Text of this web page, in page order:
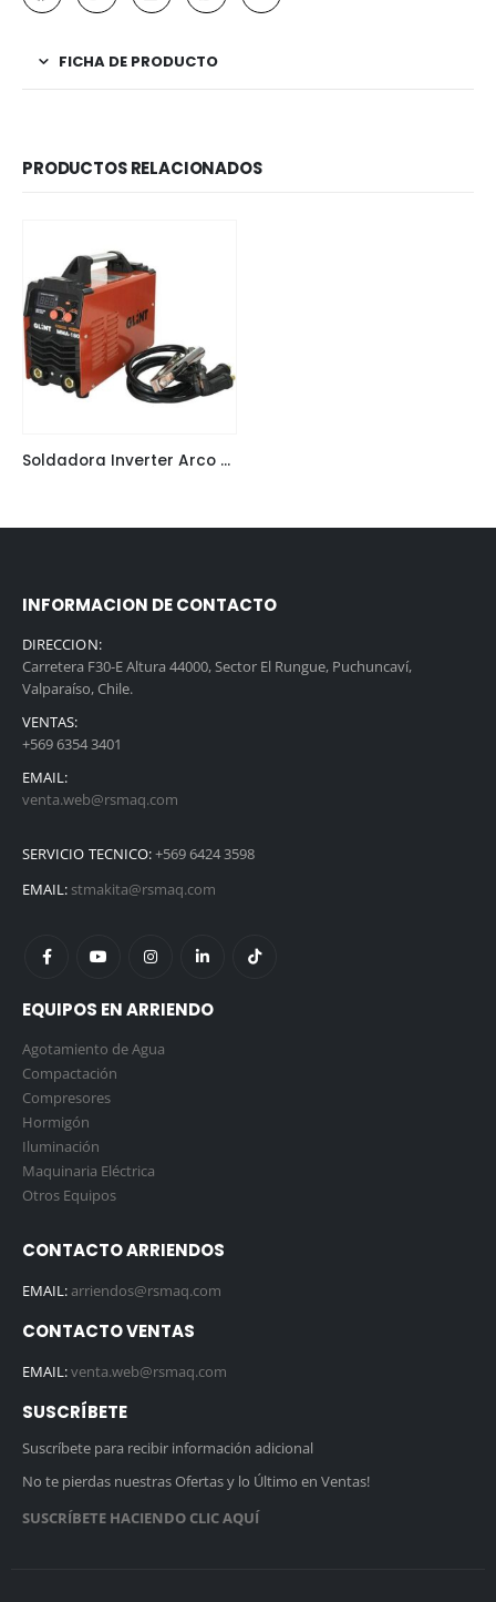
FICHA DE PRODUCTO
PRODUCTOS RELACIONADOS
Soldadora Inverter Arco Manual TIG 180Ah Glint GLINT-180
INFORMACION DE CONTACTO
DIRECCION:
Carretera F30-E Altura 44000, Sector El Rungue, Puchuncaví,
Valparaíso, Chile.
VENTAS:
+569 6354 3401
EMAIL:
venta.web@rsmaq.com
SERVICIO TECNICO:+569 6424 3598
EMAIL: stmakita@rsmaq.com
EQUIPOS EN ARRIENDO
Agotamiento de Agua
Compactación
Compresores
Hormigón
Iluminación
Maquinaria Eléctrica
Otros Equipos
CONTACTO ARRIENDOS
EMAIL:arriendos@rsmaq.com
CONTACTO VENTAS
EMAIL:venta.web@rsmaq.com
SUSCRÍBETE
Suscríbete para recibir información adicional
No te pierdas nuestras Ofertas y lo Último en Ventas!
SUSCRÍBETE HACIENDO CLIC AQUÍ